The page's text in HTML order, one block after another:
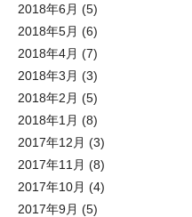
2018年6月 (5)
2018年5月 (6)
2018年4月 (7)
2018年3月 (3)
2018年2月 (5)
2018年1月 (8)
2017年12月 (3)
2017年11月 (8)
2017年10月 (4)
2017年9月 (5)